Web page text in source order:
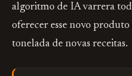
algoritmo de IA varrera
oferecer esse novo
tonelada de novas receitas.